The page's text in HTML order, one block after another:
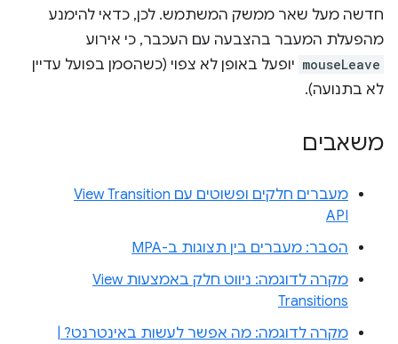
חדשה מעל שאר ממשק המשתמש. לכן, כדאי להימנע
מהפעלת המעבר בהצבעה עם העכבר, כי אירוע
mouseLeave יופעל באופן לא צפוי (כשהסמן בפועל עדיין
לא בתנועה).
משאבים
מעברים חלקים ופשוטים עם View Transition
API
הסבר: מעברים בין תצוגות ב-MPA
מקרה לדוגמה: ניווט חלק באמצעות View
Transitions